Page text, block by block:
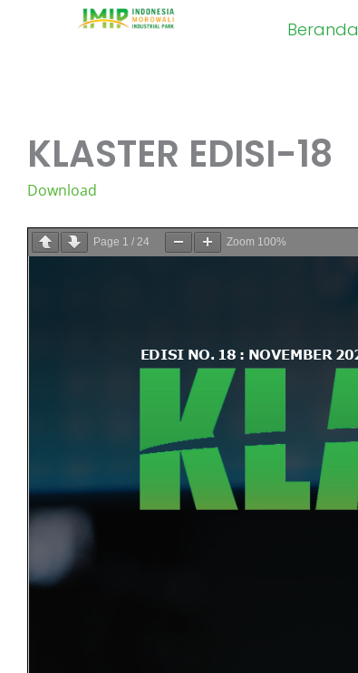
Beranda
KLASTER EDISI-18
Download
Page 1 / 24 Zoom 100%